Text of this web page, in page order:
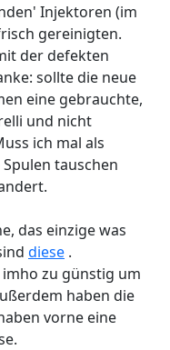
Injektoren (im
gereinigten.
der defekten
sollte die neue
eine gebrauchte,
und nicht
ich mal als
tauschen
das einzige was
diese .
zu günstig um
haben die
vorne eine